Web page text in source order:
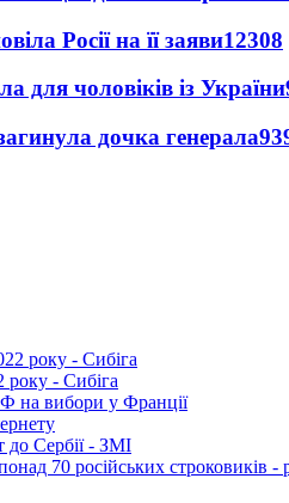
Росії на її заяви12308
для чоловіків із України
дочка генерала
року - Сибіга
на вибори у Франції
до Сербії - ЗМІ
70 російських строковиків -